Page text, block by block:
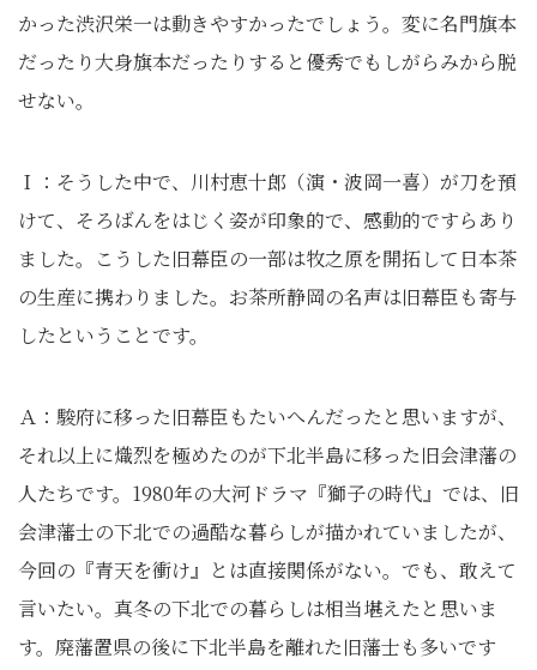
かった渋沢栄一は動きやすかったでしょう。変に名門旗本
だったり大身旗本だったりすると優秀でもしがらみから脱
せない。
Ｉ：そうした中で、川村恵十郎（演・波岡一喜）が刀を預
けて、そろばんをはじく姿が印象的で、感動的ですらあり
ました。こうした旧幕臣の一部は牧之原を開拓して日本茶
の生産に携わりました。お茶所静岡の名声は旧幕臣も寄与
したということです。
Ａ：駿府に移った旧幕臣もたいへんだったと思いますが、
それ以上に熾烈を極めたのが下北半島に移った旧会津藩の
人たちです。1980年の大河ドラマ『獅子の時代』では、旧
会津藩士の下北での過酷な暮らしが描かれていましたが、
今回の『青天を衝け』とは直接関係がない。でも、敢えて
言いたい。真冬の下北での暮らしは相当堪えたと思いま
す。廃藩置県の後に下北半島を離れた旧藩士も多いです